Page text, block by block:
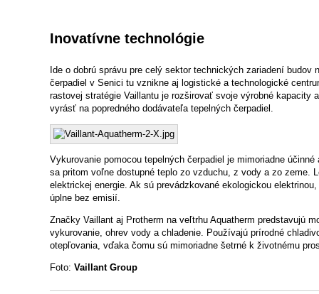
Inovatívne technológie
Ide o dobrú správu pre celý sektor technických zariadení
čerpadiel v Senici tu vznikne aj logistické a technologické
rastovej stratégie Vaillantu je rozširovať svoje výrobné kapacity
vyrásť na popredného dodávateľa tepelných čerpadiel.
Vykurovanie pomocou tepelných čerpadiel je mimoriadne
sa pritom voľne dostupné teplo zo vzduchu, z vody a zo zeme.
elektrickej energie. Ak sú prevádzkované ekologickou
úplne bez emisií.
Značky Vaillant aj Protherm na veľtrhu Aquatherm predstavujú
vykurovanie, ohrev vody a chladenie. Používajú prírodné
otepľovania, vďaka čomu sú mimoriadne šetrné k životnému
Foto: Vaillant Group